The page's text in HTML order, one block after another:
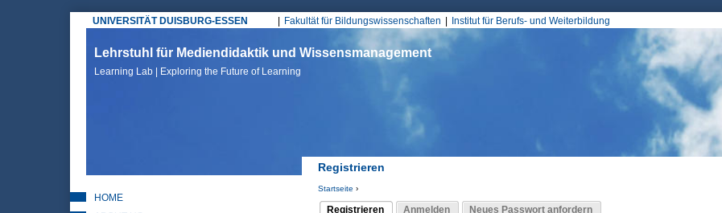
UNIVERSITÄT DUISBURG-ESSEN
Hauptmenü
Fakultät für Bildungswissenschaften Institut für Berufs- und Weiterbildung
Lehrstuhl für Mediendidaktik und Wissensmanagement
Learning Lab | Exploring the Future of Learning
Registrieren
Sie sind hier
Startseite ›
Registrieren
Anmelden Neues Passwort anfordern
HOME